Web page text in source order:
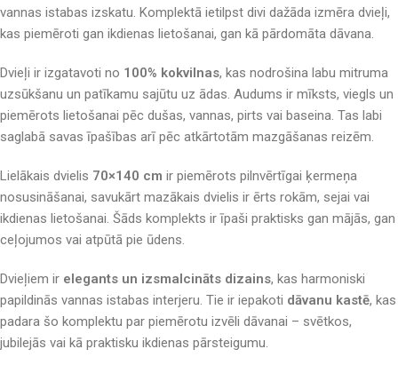
vannas istabas izskatu. Komplektā ietilpst divi dažāda izmēra dvieļi,
kas piemēroti gan ikdienas lietošanai, gan kā pārdomāta dāvana.
Dvieļi ir izgatavoti no 100% kokvilnas, kas nodrošina labu mitruma
uzsūkšanu un patīkamu sajūtu uz ādas. Audums ir mīksts, viegls un
piemērots lietošanai pēc dušas, vannas, pirts vai baseina. Tas labi
saglabā savas īpašības arī pēc atkārtotām mazgāšanas reizēm.
Lielākais dvielis 70×140 cm ir piemērots pilnvērtīgai ķermeņa
nosusināšanai, savukārt mazākais dvielis ir ērts rokām, sejai vai
ikdienas lietošanai. Šāds komplekts ir īpaši praktisks gan mājās, gan
ceļojumos vai atpūtā pie ūdens.
Dvieļiem ir elegants un izsmalcināts dizains, kas harmoniski
papildinās vannas istabas interjeru. Tie ir iepakoti dāvanu kastē, kas
padara šo komplektu par piemērotu izvēli dāvanai – svētkos,
jubilejās vai kā praktisku ikdienas pārsteigumu.